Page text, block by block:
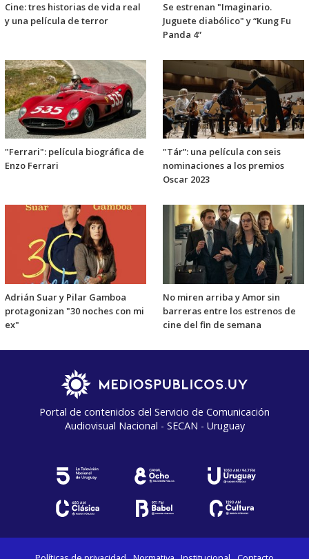
Cine: tres historias de vida real
y una película de terror
Se estrenan "Imaginario.
Juguete diabólico" y “Kung Fu
Panda 4”
"Ferrari": película biográfica de
Enzo Ferrari
"Tár”: una película con seis
nominaciones a los premios
Oscar 2023
Adrián Suar y Pilar Gamboa
protagonizan "30 noches con mi
ex"
No miren arriba y Amor sin
barreras entre los estrenos de
cine del fin de semana
Portal de contenidos del Servicio de Comunicación
Audiovisual Nacional - SECAN - Uruguay